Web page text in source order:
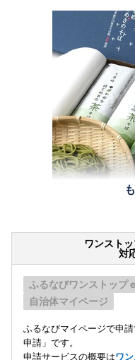
ワンスト
対
ふるなびワンストップ
自治体マイページ
ふるなびマイページで申
申請」です。
申請サービスの概要はワ